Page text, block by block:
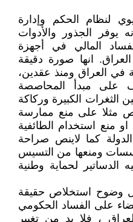
لنظام الحكم وإدارة
يوفر الجذور والأدوات
المالي في أجهزة
انها صورة دقيقة
في العراق ومنذ عقدين،
على مبدأ المحاصصة
الثغرات الكبيرة وركاكة
لا ينص مثلا على منع ممارسة
منع استخدام الطائفية
كما لاينص صراحة
ومنعها من التسيس
الدساتير لحماية وطنية
وضوح استخلاص حقيقة
على الفساد الحكومي
، فلا بد من تغيير